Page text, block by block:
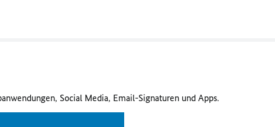
Social Media, Email-Signaturen und Apps.